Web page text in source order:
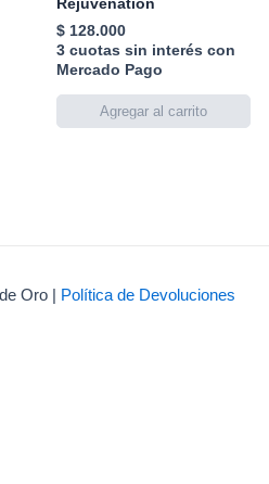
$128.000
3 cuotas sin interés con
Mercado Pago
Oro | Política de Devoluciones